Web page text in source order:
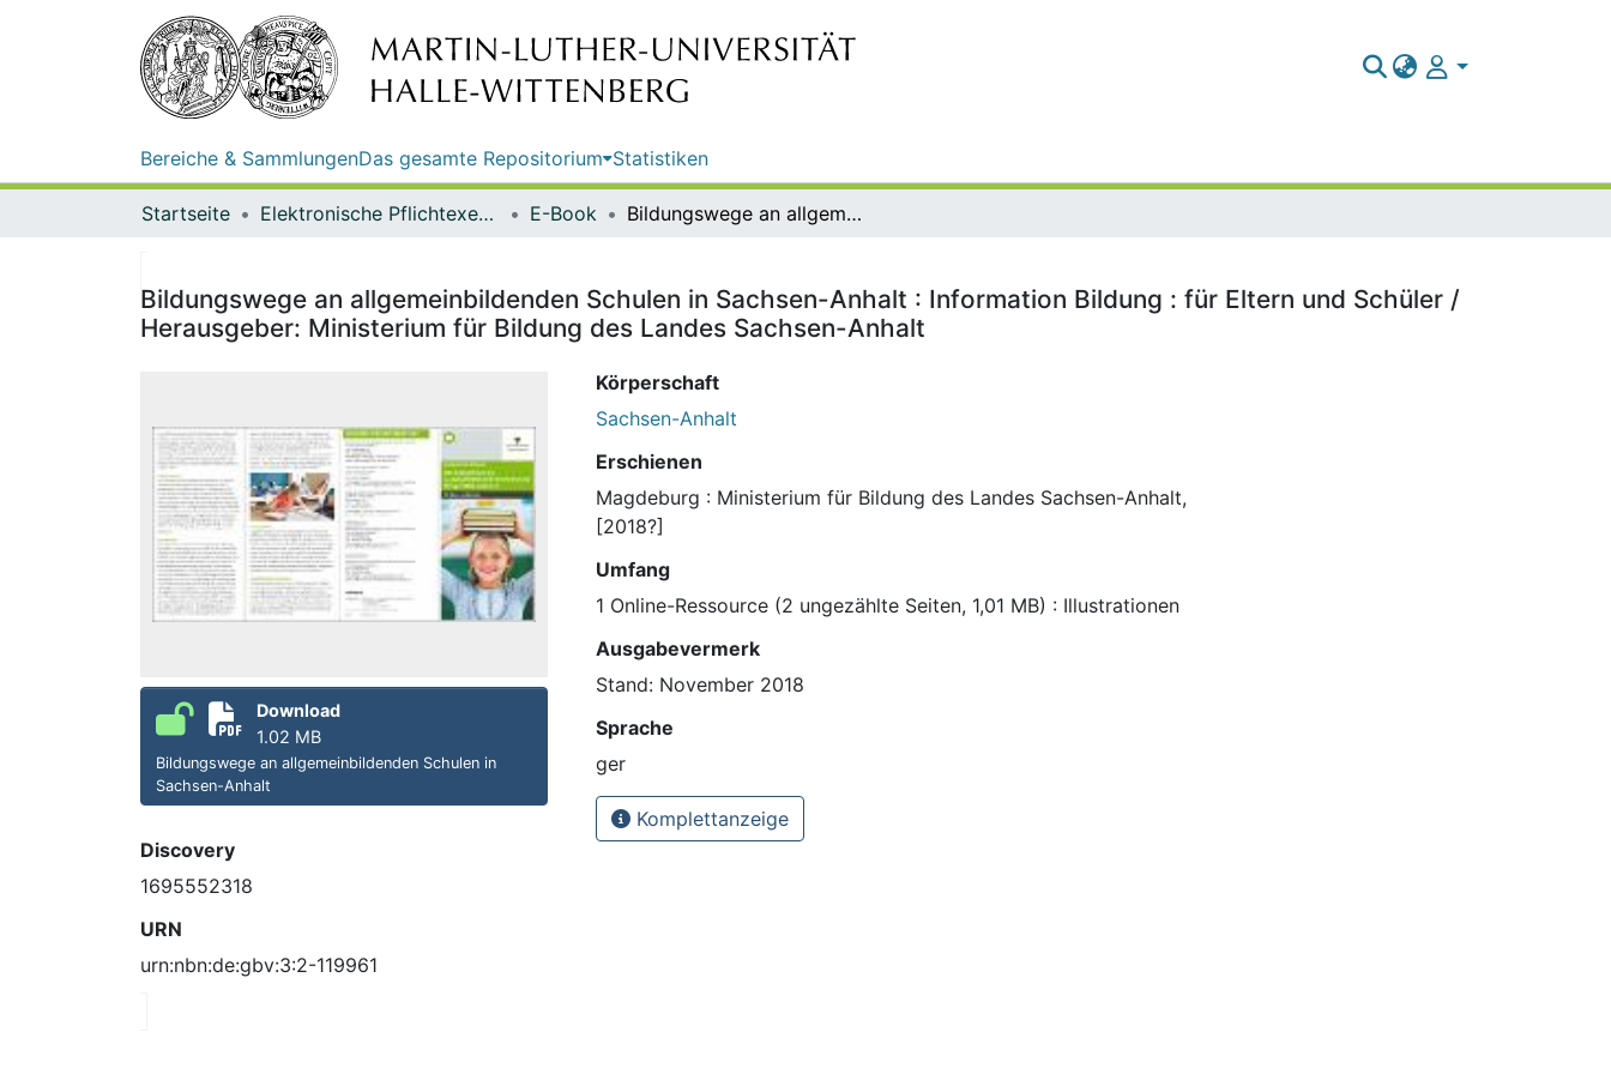
Bereiche & SammlungenDas gesamte Repositorium Statistiken
Startseite Elektronische Pflichtexemplare E-Book Bildungswege an allgemeinbildenden Schulen in Sachsen-Anhalt : Information Bildung : für Eltern und Schüler / Herausgeber: Ministerium für Bildung des Landes Sachsen-Anhalt
Bildungswege an allgemeinbildenden Schulen in Sachsen-Anhalt : Information Bildung : für Eltern und Schüler /
Herausgeber: Ministerium für Bildung des Landes Sachsen-Anhalt
Download
1.02 MB
Bildungswege an allgemeinbildenden Schulen in
Sachsen-Anhalt
Discovery
1695552318
URN
urn:nbn:de:gbv:3:2-119961
Körperschaft
Sachsen-Anhalt
Erschienen
Magdeburg : Ministerium für Bildung des Landes Sachsen-Anhalt,
[2018?]
Umfang
1 Online-Ressource (2 ungezählte Seiten, 1,01 MB) : Illustrationen
Ausgabevermerk
Stand: November 2018
Sprache
ger
Komplettanzeige